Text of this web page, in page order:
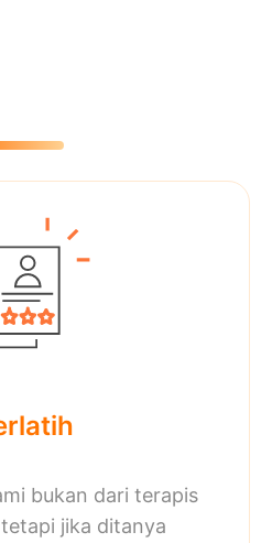
bukan dari terapis
jika ditanya